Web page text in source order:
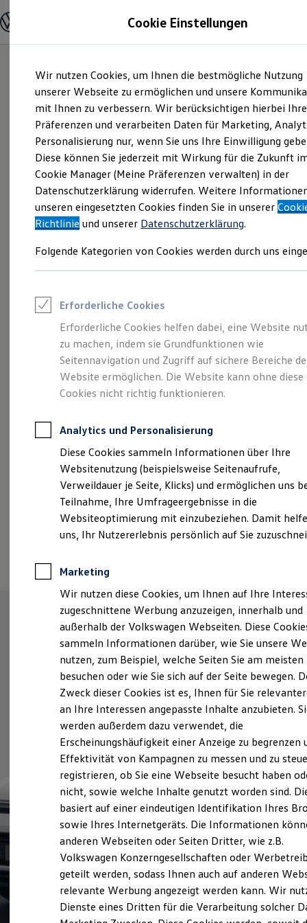
Hauptinhalt
springen
Footer
springen
Modelle und Konfigurator
Modelle vergleichen
Elektroautos
ENERGY Sondermodelle
Nutzfahrzeuge
SUV und CUV
Familienautos
Kombis
Kompaktwagen
Sportwagen
Schnell verfügbare Fahrzeuge
Angebote und Produkte
Aktuelle Angebote
E-Auto-Förderung
Volkswagen Marktplatz
Junge Gebrauchtwagen und Gebrauchtwagen
Saisonangebote
Leasing
Leasing-Angebote
Gebrauchtwagen Leasing
Junge Gebrauchtwagen-Leasing
Elektroauto Leasing
Kleinwagen-Leasing
Leasing ohne Anzahlung
Autokredit mit Schlussrate
Versicherungen und Garantien
Kfz-Versicherung
Restschuldversicherungen
Garantien
Wartungsverträge
Geschäftskunden
Professional Class bei Volkswagen
Großkunden
Behörden
Anpfiff zum Gewinn
Elektroautos
ID. Tutorials
Elektrofahrzeugkonzepte
Reichweite
Reichweite der ID. Modelle
Reichweite im Winter
Laden
Laden unterwegs
Laden Zuhause
Ladezeitensimulator
Batterie
Sicherheit
Garantie und Lebensdauer
Nachhaltigkeit
Technologie
Kosten und Kauf
Verbrauchskosten
Kaufoptionen
E-Auto-Förderung
Software und Konnektivität
Die ID. Software 6
ID. Software Versionen und Updates
Digitale Extras
Schnittstellen zu Ihrem ID.
Abenteuer Leben. Der
Tiguan.
Cookie Einstellungen
Wir nutzen Cookies, um Ihnen die bestmögliche Nutzung
unserer Webseite zu ermöglichen und unsere
mit Ihnen zu verbessern. Wir berücksichtigen hierbei Ihre
Präferenzen und verarbeiten Daten für Marketing,
Personalisierung nur, wenn Sie uns Ihre Einwilligung
Diese können Sie jederzeit mit Wirkung für die Zukunft
Cookie Manager (Meine Präferenzen verwalten) in der
Datenschutzerklärung widerrufen. Weitere
unseren eingesetzten Cookies finden Sie in unserer
Richtlinie und unserer Datenschutzerklärung.
Folgende Kategorien von Cookies werden durch uns
Erforderliche Cookies
Erforderliche Cookies helfen dabei, eine Website
zu machen, indem sie Grundfunktionen wie
Seitennavigation und Zugriff auf sichere Bereiche
Website ermöglichen. Die Website kann ohne diese
Cookies nicht richtig funktionieren.
Analytics und Personalisierung
Diese Cookies sammeln Informationen über Ihre
Websitenutzung (beispielsweise Seitenaufrufe,
Verweildauer je Seite, Klicks) und ermöglichen uns
Teilnahme, Ihre Umfrageergebnisse in die
Websiteoptimierung mit einzubeziehen. Damit
uns, Ihr Nutzererlebnis persönlich auf Sie
Marketing
Wir nutzen diese Cookies, um Ihnen auf Ihre
zugeschnittene Werbung anzuzeigen, innerhalb und
außerhalb der Volkswagen Webseiten. Diese
sammeln Informationen darüber, wie Sie unsere
nutzen, zum Beispiel, welche Seiten Sie am meisten
besuchen oder wie Sie sich auf der Seite bewegen.
Zweck dieser Cookies ist es, Ihnen für Sie
an Ihre Interessen angepasste Inhalte anzubieten.
werden außerdem dazu verwendet, die
Erscheinungshäufigkeit einer Anzeige zu begrenzen
Effektivität von Kampagnen zu messen und zu
registrieren, ob Sie eine Webseite besucht haben
nicht, sowie welche Inhalte genutzt worden sind.
basiert auf einer eindeutigen Identifikation Ihres
sowie Ihres Internetgeräts. Die Informationen
anderen Webseiten oder Seiten Dritter, wie z.B.
Volkswagen Konzerngesellschaften oder
geteilt werden, sodass Ihnen auch auf anderen
relevante Werbung angezeigt werden kann. Wir
Dienste eines Dritten für die Verarbeitung solcher